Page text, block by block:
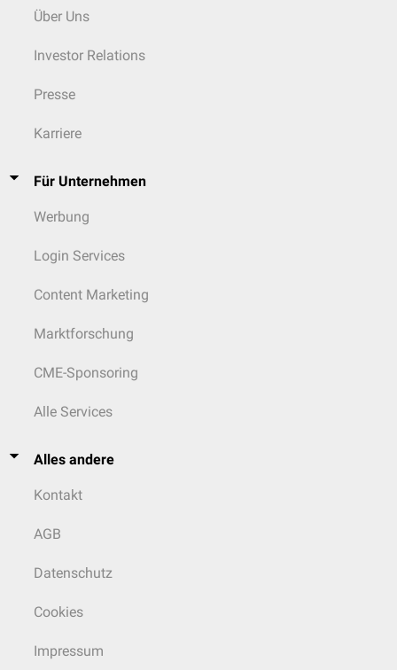
Über Uns
Investor Relations
Presse
Karriere
Für Unternehmen
Werbung
Login Services
Content Marketing
Marktforschung
CME-Sponsoring
Alle Services
Alles andere
Kontakt
AGB
Datenschutz
Cookies
Impressum